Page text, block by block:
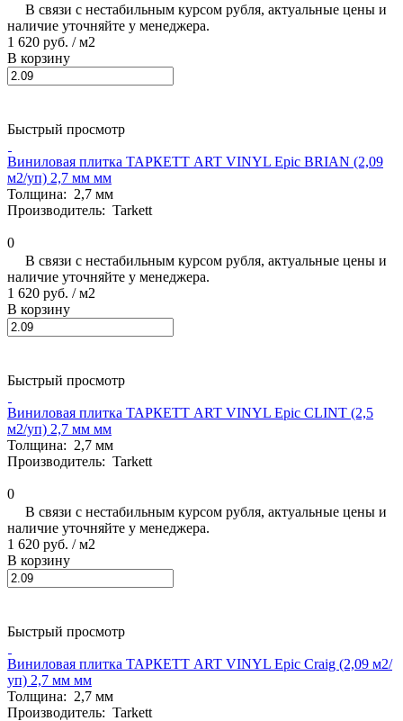
В связи с нестабильным курсом рубля, актуальные цены и
наличие уточняйте у менеджера.
1 620 руб. / м2
В корзину
Быстрый просмотр
Виниловая плитка ТАРКЕТТ ART VINYL Epic BRIAN (2,09
м2/уп) 2,7 мм мм
Толщина: 2,7 мм
Производитель: Tarkett
0
В связи с нестабильным курсом рубля, актуальные цены и
наличие уточняйте у менеджера.
1 620 руб. / м2
В корзину
Быстрый просмотр
Виниловая плитка ТАРКЕТТ ART VINYL Epic CLINT (2,5
м2/уп) 2,7 мм мм
Толщина: 2,7 мм
Производитель: Tarkett
0
В связи с нестабильным курсом рубля, актуальные цены и
наличие уточняйте у менеджера.
1 620 руб. / м2
В корзину
Быстрый просмотр
Виниловая плитка ТАРКЕТТ ART VINYL Epic Craig (2,09 м2/
уп) 2,7 мм мм
Толщина: 2,7 мм
Производитель: Tarkett